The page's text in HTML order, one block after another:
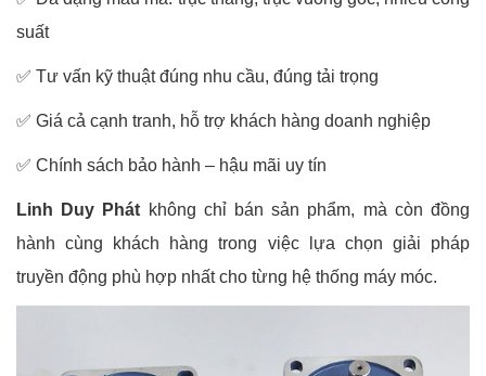
suất
✅ Tư vấn kỹ thuật đúng nhu cầu, đúng tải trọng
✅ Giá cả cạnh tranh, hỗ trợ khách hàng doanh nghiệp
✅ Chính sách bảo hành – hậu mãi uy tín
Linh Duy Phát không chỉ bán sản phẩm, mà còn đồng
hành cùng khách hàng trong việc lựa chọn giải pháp
truyền động phù hợp nhất cho từng hệ thống máy móc.